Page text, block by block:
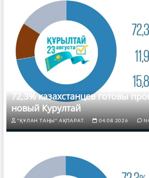
72,3% казахстанцев готовы
новый Курултай
"ҚҰЛАН ТАҢЫ" АҚПАРАТ. 04.08.2026